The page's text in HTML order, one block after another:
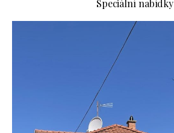
Speciální nabídky